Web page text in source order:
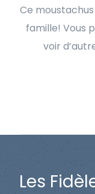
Ce
famille! Vous
voir
Les